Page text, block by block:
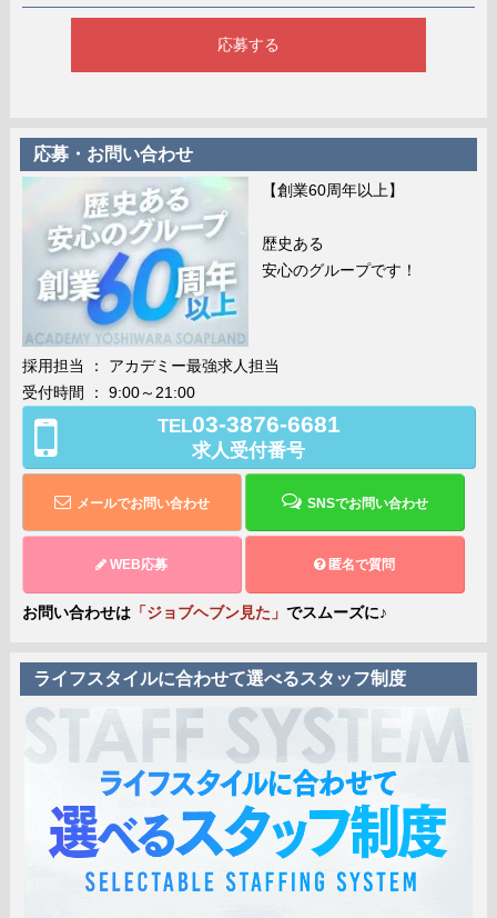
応募する
応募・お問い合わせ
【創業60周年以上】
歴史ある
安心のグループです！
採用担当 ： アカデミー最強求人担当
受付時間 ： 9:00～21:00
TEL03-3876-6681
求人受付番号
メールでお問い合わせ SNSでお問い合わせ
WEB応募 匿名で質問
お問い合わせは「ジョブヘブン見た」 でスムーズに♪
ライフスタイルに合わせて選べるスタッフ制度